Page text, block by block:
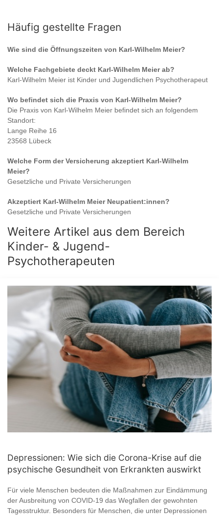
Häufig gestellte Fragen
Wie sind die Öffnungszeiten von Karl-Wilhelm Meier?
Welche Fachgebiete deckt Karl-Wilhelm Meierab?
Karl-Wilhelm Meier ist Kinder und Jugendlichen Psychotherapeut
Wo befindet sich die Praxis von Karl-Wilhelm Meier?
Die Praxis von Karl-Wilhelm Meier befindet sich an folgendem
Standort:
Lange Reihe 16
23568 Lübeck
Welche Form der Versicherung akzeptiert Karl-Wilhelm
Meier?
Gesetzliche und Private Versicherungen
Akzeptiert Karl-Wilhelm MeierNeupatient:innen?
Gesetzliche und Private Versicherungen
Weitere Artikel aus dem Bereich
Kinder- & Jugend-
Psychotherapeuten
Depressionen: Wie sich die Corona-Krise auf die
psychische Gesundheit von Erkrankten auswirkt
Für viele Menschen bedeuten die Maßnahmen zur Eindämmung
der Ausbreitung von COVID-19 das Wegfallen der gewohnten
Tagesstruktur. Besonders für Menschen, die unter Depressionen